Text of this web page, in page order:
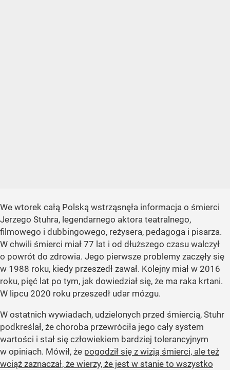
We wtorek całą Polską wstrząsnęła informacja o śmierci
Jerzego Stuhra, legendarnego aktora teatralnego,
filmowego i dubbingowego, reżysera, pedagoga i pisarza.
W chwili śmierci miał 77 lat i od dłuższego czasu walczył
o powrót do zdrowia. Jego pierwsze problemy zaczęły się
w 1988 roku, kiedy przeszedł zawał. Kolejny miał w 2016
roku, pięć lat po tym, jak dowiedział się, że ma raka krtani.
W lipcu 2020 roku przeszedł udar mózgu.
W ostatnich wywiadach, udzielonych przed śmiercią, Stuhr
podkreślał, że choroba przewróciła jego cały system
wartości i stał się człowiekiem bardziej tolerancyjnym
w opiniach. Mówił, że pogodził się z wizją śmierci, ale też
wciąż zaznaczał, że wierzy, że jest w stanie to wszystko